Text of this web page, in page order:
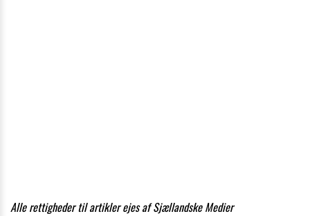
Alle rettigheder til artikler ejes af Sjællandske Medier